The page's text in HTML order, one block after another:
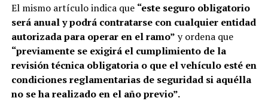
El mismo artículo indica que “este seguro obligatorio
será anual y podrá contratarse con cualquier entidad
autorizada para operar en el ramo” y ordena que
“previamente se exigirá el cumplimiento de la
revisión técnica obligatoria o que el vehículo esté en
condiciones reglamentarias de seguridad si aquélla
no se ha realizado en el año previo”.